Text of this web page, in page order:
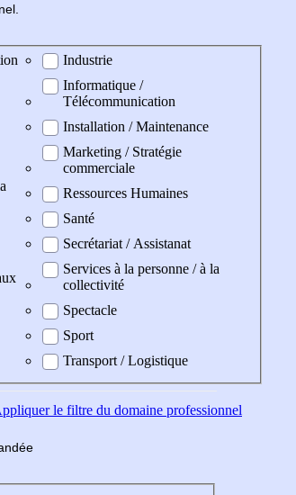
Industrie
Informatique /
Télécommunication
Installation / Maintenance
Marketing / Stratégie
commerciale
Ressources Humaines
Santé
Secrétariat / Assistanat
Services à la personne / à la
collectivité
Spectacle
Sport
Transport / Logistique
le filtre du domaine professionnel